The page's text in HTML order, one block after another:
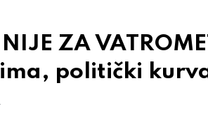
NIJE ZA
politički